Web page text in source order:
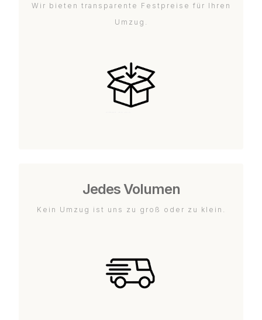
Wir bieten transparente Festpreise für Ihren
Umzug.
Jedes Volumen
Kein Umzug ist uns zu groß oder zu klein.